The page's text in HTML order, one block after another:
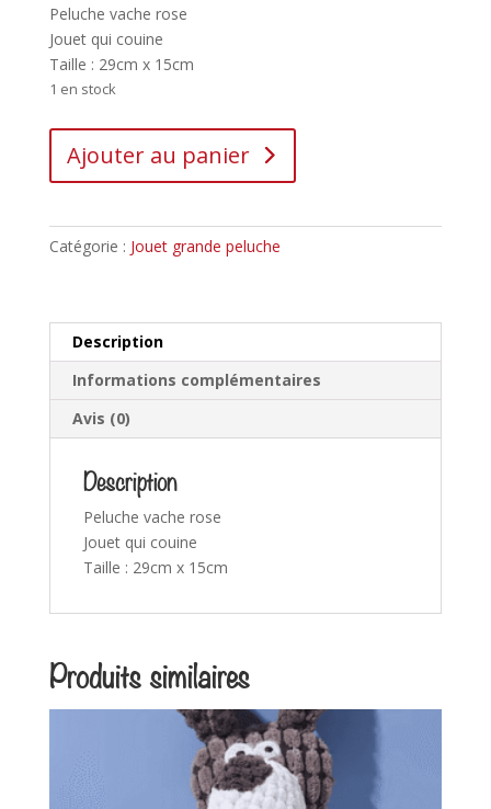
Peluche vache rose
Jouet qui couine
Taille : 29cm x 15cm
1 en stock
Ajouter au panier
Catégorie : Jouet grande peluche
Description
Informations complémentaires
Avis (0)
Description
Peluche vache rose
Jouet qui couine
Taille : 29cm x 15cm
Produits similaires